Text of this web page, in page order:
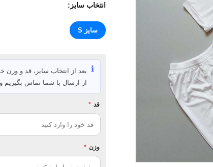
انتخاب سایز:
سایز S
ℹ️ بعد از انتخاب سایز، قد و وزن
از ارسال با شما تماس بگیریم
قد *
وزن *